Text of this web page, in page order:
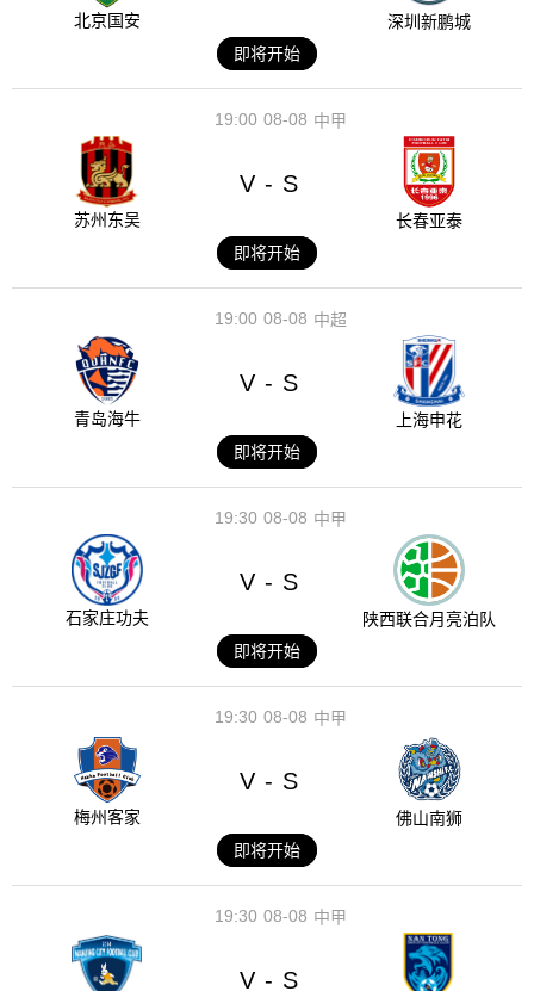
北京国安
深圳新鹏城
即将开始
08-08
19:00 中甲
苏州东吴
V - S
长春亚泰
即将开始
08-08
19:00 中超
青岛海牛
V - S
上海申花
即将开始
08-08
19:30 中甲
石家庄功夫
V - S
陕西联合月亮泊队
即将开始
08-08
19:30 中甲
梅州客家
V - S
佛山南狮
即将开始
08-08
19:30 中甲
V - S